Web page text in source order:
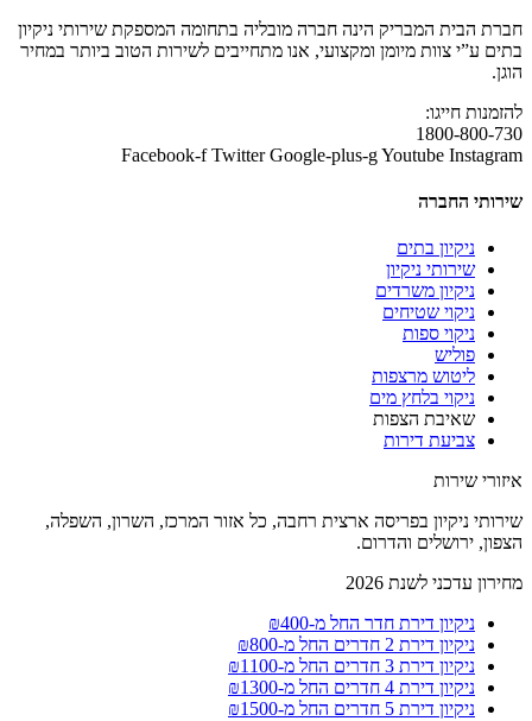
חברת הבית המבריק הינה חברה מובליה בתחומה המספקת שירותי ניקיון
בתים ע”י צוות מיומן ומקצועי, אנו מתחייבים לשירות הטוב ביותר במחיר
הוגן.
להזמנות חייגו:
1800-800-730
Facebook-f Twitter Google-plus-gYoutube Instagram
שירותי החברה
ניקיון בתים
שירותי ניקיון
ניקיון משרדים
ניקוי שטיחים
ניקוי ספות
פוליש
ליטוש מרצפות
ניקוי בלחץ מים
שאיבת הצפות
צביעת דירות
איזורי שירות
שירותי ניקיון בפריסה ארצית רחבה, כל אזור המרכז, השרון, השפלה,
הצפון, ירושלים והדרום.
מחירון עדכני לשנת 2026
ניקיון דירת חדר החל מ-₪400
ניקיון דירת 2 חדרים החל מ-₪800
ניקיון דירת 3 חדרים החל מ-₪1100
ניקיון דירת 4 חדרים החל מ-₪1300
ניקיון דירת 5 חדרים החל מ-₪1500